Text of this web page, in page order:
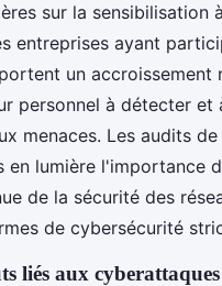
sur la sensibilisation
entreprises ayant
un accroissement
personnel à détecter et
menaces. Les audits
en lumière l'importance
de la sécurité des
de cybersécurité
liés aux cyberattaques